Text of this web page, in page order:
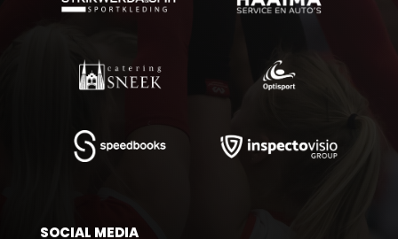
SOCIAL MEDIA